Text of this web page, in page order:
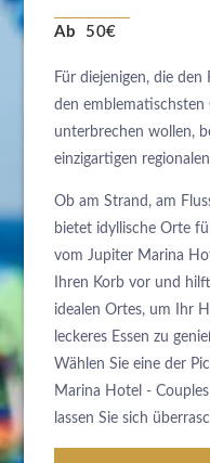
Ab 50€
Für diejenigen, die den
den
unterbrechen wollen,
einzigartigen
Ob am Strand, am
bietet idyllische Orte
vom Jupiter Marina
Ihren Korb vor und
idealen Ortes, um Ihr
leckeres Essen zu
Wählen Sie eine der
Marina Hotel -
lassen Sie sich